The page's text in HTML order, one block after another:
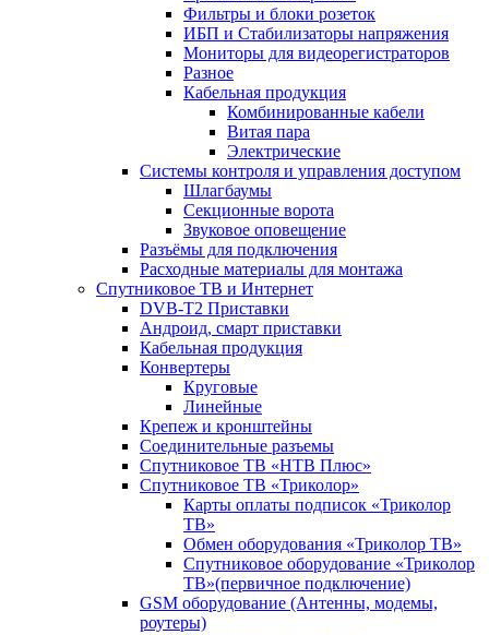
Фильтры и блоки розеток
ИБП и Стабилизаторы напряжения
Мониторы для видеорегистраторов
Разное
Кабельная продукция
Комбинированные кабели
Витая пара
Электрические
Системы контроля и управления доступом
Шлагбаумы
Секционные ворота
Звуковое оповещение
Разъёмы для подключения
Расходные материалы для монтажа
Спутниковое ТВ и Интернет
DVB-Т2 Приставки
Андроид, смарт приставки
Кабельная продукция
Конвертеры
Круговые
Линейные
Крепеж и кронштейны
Соединительные разъемы
Спутниковое ТВ «НТВ Плюс»
Спутниковое ТВ «Триколор»
Карты оплаты подписок «Триколор
ТВ»
Обмен оборудования «Триколор ТВ»
Спутниковое оборудование «Триколор
ТВ»(первичное подключение)
GSM оборудование (Антенны, модемы,
роутеры)